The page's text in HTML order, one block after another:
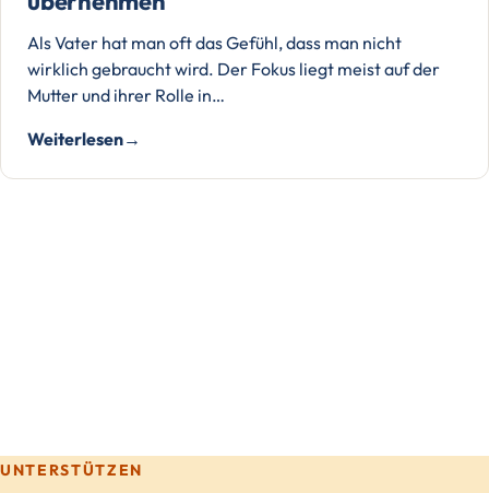
Als Vater hat man oft das Gefühl, dass man nicht
wirklich gebraucht wird. Der Fokus liegt meist auf der
Mutter und ihrer Rolle in…
Weiterlesen
UNTERSTÜTZEN